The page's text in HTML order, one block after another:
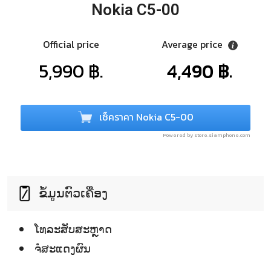
Nokia C5-00
Official price
5,990 ฿.
Average price
4,490 ฿.
เช็คราคา Nokia C5-00
Powered by store.siamphone.com
ຂໍ້ມູນຕົວເຄື່ອງ
ໂທລະສັບສະຫຼາດ
ຈໍໍສະແດງຜົນ